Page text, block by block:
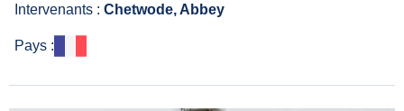
Intervenants : Chetwode, Abbey
Pays :